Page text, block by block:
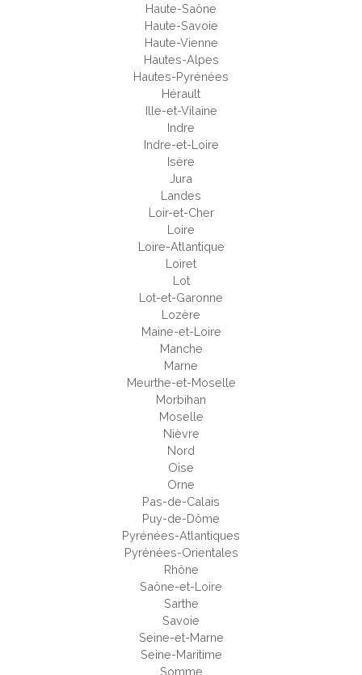
Haute-Saône
Haute-Savoie
Haute-Vienne
Hautes-Alpes
Hautes-Pyrénées
Hérault
Ille-et-Vilaine
Indre
Indre-et-Loire
Isère
Jura
Landes
Loir-et-Cher
Loire
Loire-Atlantique
Loiret
Lot
Lot-et-Garonne
Lozère
Maine-et-Loire
Manche
Marne
Meurthe-et-Moselle
Morbihan
Moselle
Nièvre
Nord
Oise
Orne
Pas-de-Calais
Puy-de-Dôme
Pyrénées-Atlantiques
Pyrénées-Orientales
Rhône
Saône-et-Loire
Sarthe
Savoie
Seine-et-Marne
Seine-Maritime
Somme